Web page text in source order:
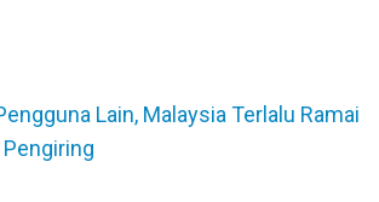
Lain, Malaysia Terlalu Ramai